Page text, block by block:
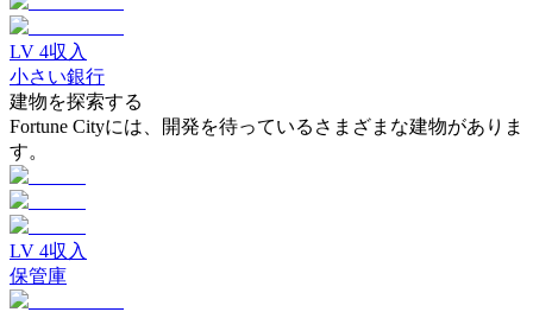
LV 4収入
小さい銀行
建物を探索する
Fortune Cityには、開発を待っているさまざまな建物がありま
す。
LV 4収入
保管庫